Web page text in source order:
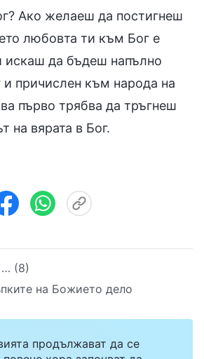
Ако желаеш да постигнеш
любовта ти към Бог е
искаш да бъдеш напълно
и причислен към народа на
първо трябва да тръгнеш
на вярата в Бог.
… (8)
на Божието дело
продължават да се